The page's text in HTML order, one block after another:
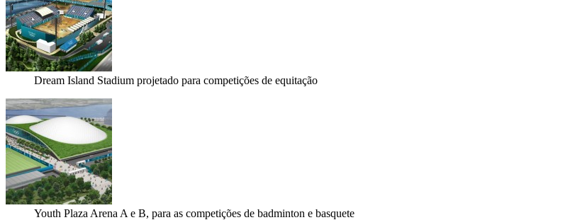
Dream Island Stadium projetado para competições de equitação
Youth Plaza Arena A e B, para as competições de badminton e basquete